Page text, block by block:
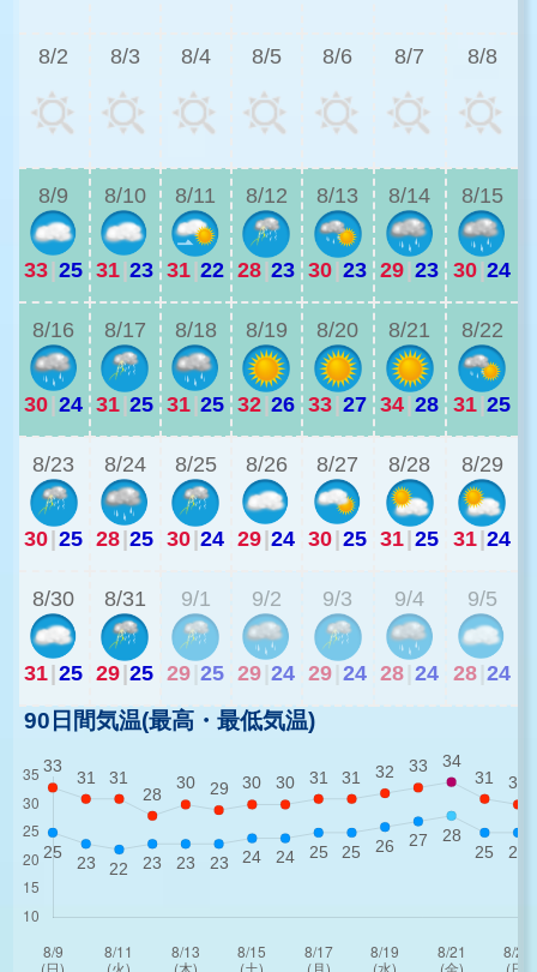
8/2 8/3 8/4 8/5 8/6 8/7 8/8
8/9
33 25
8/10
31 23
8/11
31 22
8/12
28 23
8/13
30 23
8/14
29 23
8/15
30 24
8/16
30 24
8/17
31 25
8/18
31 25
8/19
32 26
8/20
33 27
8/21
34 28
8/22
31 25
8/23
30 25
8/24
28 25
8/25
30 24
8/26
29 24
8/27
30 25
8/28
31 25
8/29
31 24
8/30
31 25
8/31
29 25
9/1
29 25
9/2
29 24
9/3
29 24
9/4
28 24
9/5
28 24
90日間気温(最高・最低気温)